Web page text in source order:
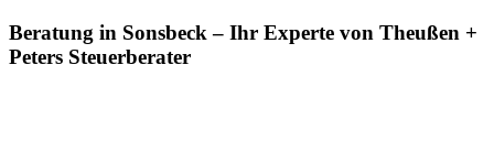
Beratung in Sonsbeck – Ihr Experte von Theußen +
Peters Steuerberater